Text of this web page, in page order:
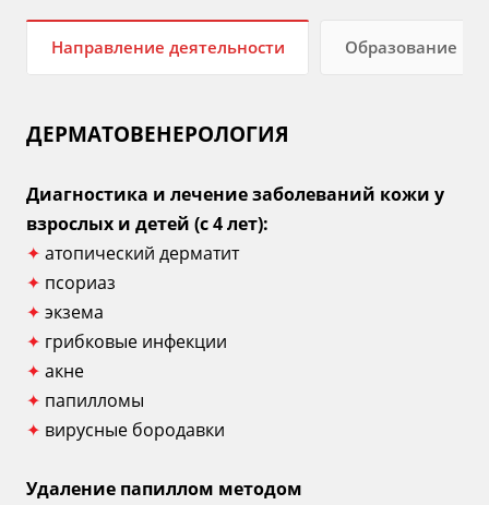
Направление деятельности Образование
ДЕРМАТОВЕНЕРОЛОГИЯ
Диагностика и лечение заболеваний кожи у
взрослых и детей (с 4 лет):
✦ атопический дерматит
✦ псориаз
✦ экзема
✦ грибковые инфекции
✦ акне
✦ папилломы
✦ вирусные бородавки
Удаление папиллом методом